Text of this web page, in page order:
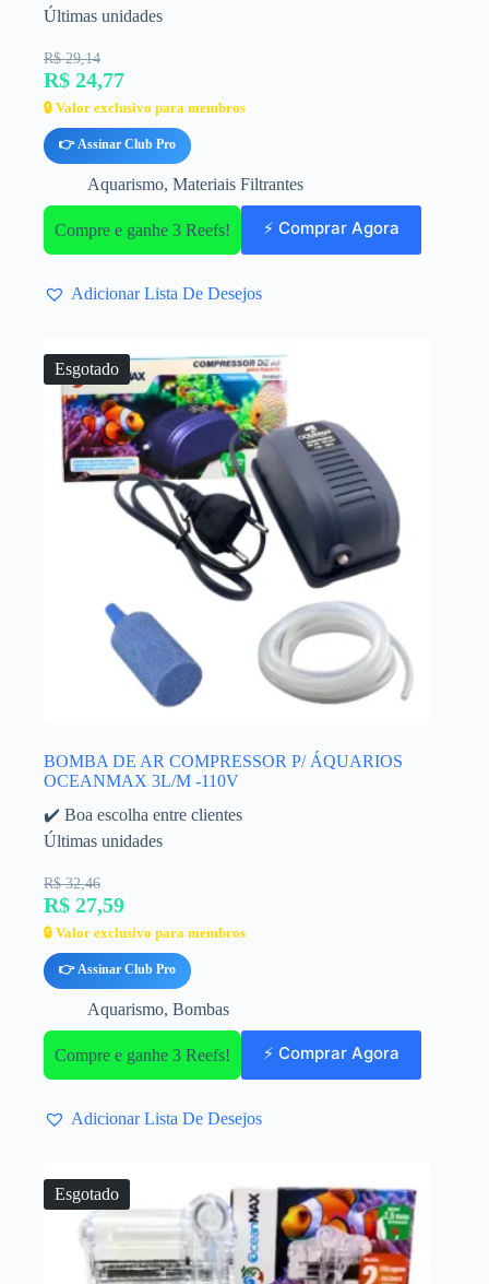
Últimas unidades
R$ 29,14
R$ 24,77
🔒 Valor exclusivo para membros
👉 Assinar Club Pro
Aquarismo, Materiais Filtrantes
Compre e ganhe 3 Reefs! ⚡ Comprar Agora
Adicionar Lista De Desejos
Esgotado
BOMBA DE AR COMPRESSOR P/ ÁQUARIOS
OCEANMAX 3L/M -110V
✔️ Boa escolha entre clientes
Últimas unidades
R$ 32,46
R$ 27,59
🔒 Valor exclusivo para membros
👉 Assinar Club Pro
Aquarismo, Bombas
Compre e ganhe 3 Reefs! ⚡ Comprar Agora
Adicionar Lista De Desejos
Esgotado